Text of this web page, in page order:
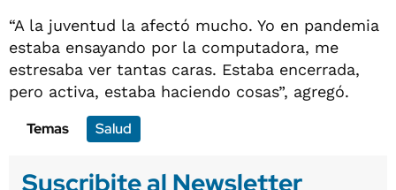
“A la juventud la afectó mucho. Yo en pandemia
estaba ensayando por la computadora, me
estresaba ver tantas caras. Estaba encerrada,
pero activa, estaba haciendo cosas”, agregó.
Temas
Salud
Suscribite al Newsletter